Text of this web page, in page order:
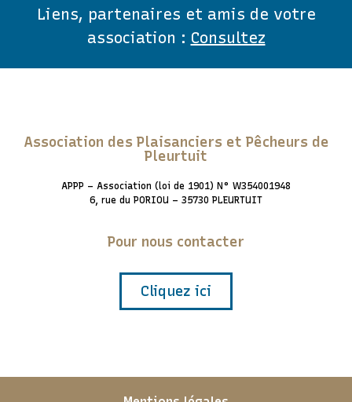
Liens, partenaires et amis de votre
association : Consultez
Association des Plaisanciers et Pêcheurs de
Pleurtuit
APPP – Association (loi de 1901) N° W354001948
6, rue du PORIOU – 35730 PLEURTUIT
Pour nous contacter
Cliquez ici